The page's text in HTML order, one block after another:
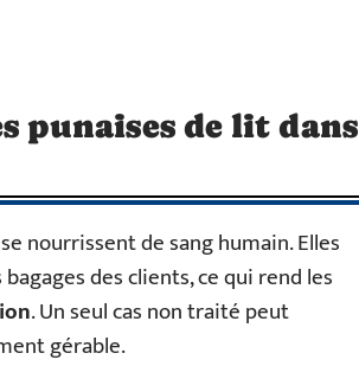
punaises de lit dans
nourrissent de sang humain. Elles
des clients, ce qui rend les
. Un seul cas non traité peut
gérable.